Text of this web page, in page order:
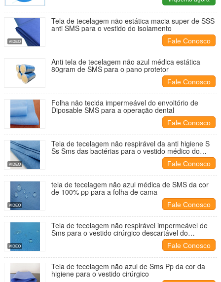
Tela de tecelagem não estática macia super de SSS
anti SMS para o vestido do isolamento
Fale Conosco
Anti tela de tecelagem não azul médica estática
80gram de SMS para o pano protetor
Fale Conosco
Folha não tecida impermeável do envoltório de
Diposable SMS para a operação dental
Fale Conosco
Tela de tecelagem não respirável da anti higiene S
Ss Sms das bactérias para o vestido médico do
Fale Conosco
tela de tecelagem não azul médica de SMS da cor
de 100% pp para a folha de cama
Fale Conosco
Tela de tecelagem não respirável impermeável de
Sms para o vestido cirúrgico descartável do
Fale Conosco
Tela de tecelagem não azul de Sms Pp da cor da
higiene para o vestido cirúrgico